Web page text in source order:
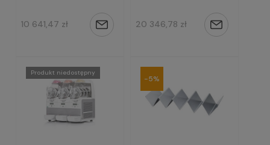
10 641,47 zł Powiadom
dostępności
20 346,78 zł Powiadom
Produkt niedostępny
-5%